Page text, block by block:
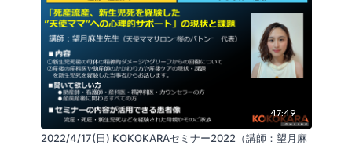
47:49
2022/4/17(日) KOKOKARAセミナー2022（講師：望月麻